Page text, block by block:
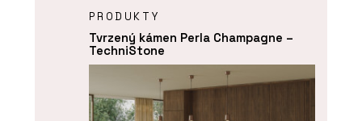
PRODUKTY
Tvrzený kámen Perla Champagne –
TechniStone